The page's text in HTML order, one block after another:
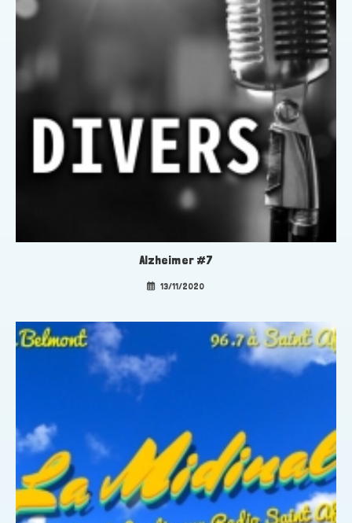
Alzheimer #7
13/11/2020